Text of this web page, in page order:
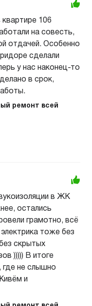
106
на совесть,
отдачей. Особенно
сделали
у нас наконец-то
в срок,
ремонт всей
в ЖК
остались
грамотно, всё
тоже без
скрытых
))))) В итоге
где не слышно
и